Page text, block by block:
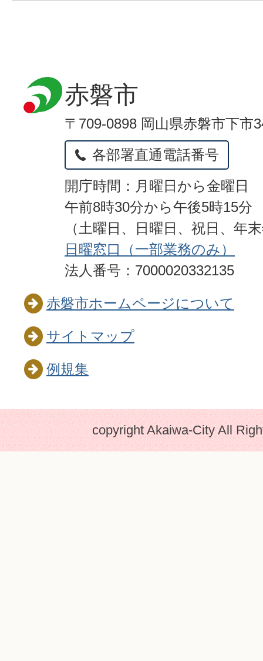
赤磐市
〒709-0898 岡山県赤磐市下市
各部署直通電話番号
開庁時間：月曜日から金曜日
午前8時30分から午後5時15分
（土曜日、日曜日、祝日、年
日曜窓口（一部業務のみ）
法人番号：7000020332135
赤磐市ホームページについて
サイトマップ
例規集
copyright Akaiwa-City All